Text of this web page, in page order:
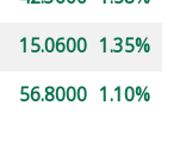
15.0600 1.35%
56.8000 1.10%